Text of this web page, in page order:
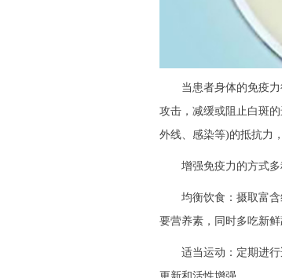
当患者身体的免疫力
攻击，减缓或阻止白斑
外线、感染等)的抵抗力
增强免疫力的方式多
均衡饮食：摄取富含
要营养素，同时多吃新
适当运动：定期进行